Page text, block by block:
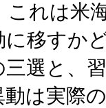
これは米
に移すか
選と、
動は実際